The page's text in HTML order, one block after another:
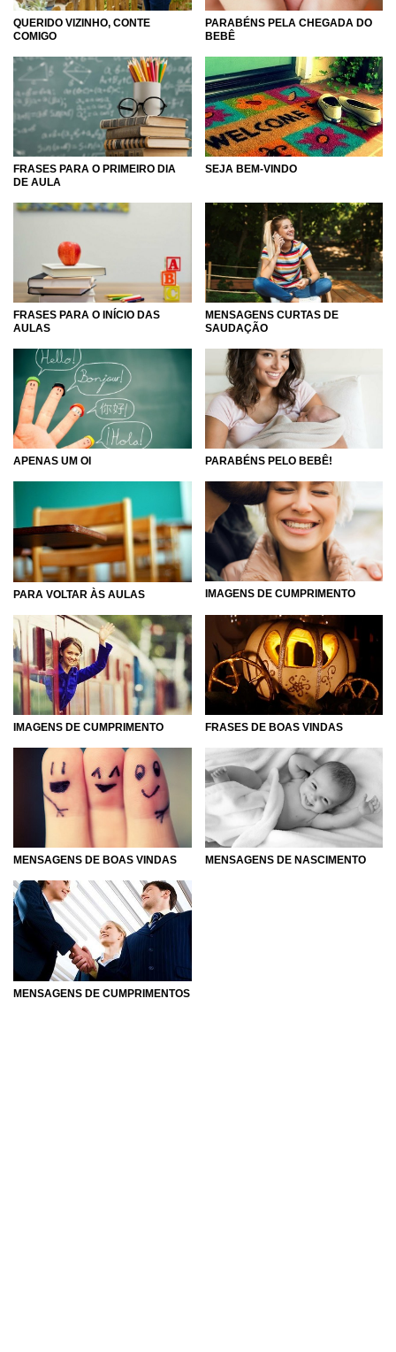
QUERIDO VIZINHO, CONTE
COMIGO
PARABÉNS PELA CHEGADA DO
BEBÊ
FRASES PARA O PRIMEIRO DIA
DE AULA
SEJA BEM-VINDO
FRASES PARA O INÍCIO DAS
AULAS
MENSAGENS CURTAS DE
SAUDAÇÃO
APENAS UM OI PARABÉNS PELO BEBÊ!
PARA VOLTAR ÀS AULAS IMAGENS DE CUMPRIMENTO
IMAGENS DE CUMPRIMENTO FRASES DE BOAS VINDAS
MENSAGENS DE BOAS VINDAS MENSAGENS DE NASCIMENTO
MENSAGENS DE CUMPRIMENTOS